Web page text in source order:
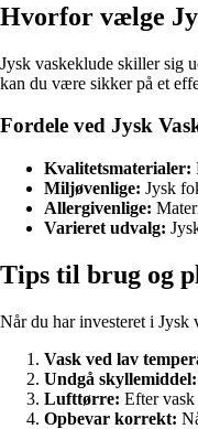
Hvorfor vælge
Jysk vaskeklude skiller sig
kan du være sikker på et
Fordele ved Jysk
Kvalitetsmaterialer:
Miljøvenlige: Jysk
Allergivenlige:
Varieret udvalg:
Tips til brug og
Når du har investeret i Jysk
Vask ved lav
Undgå skyllemiddel:
Lufttørre: Efter vask
Opbevar korrekt: